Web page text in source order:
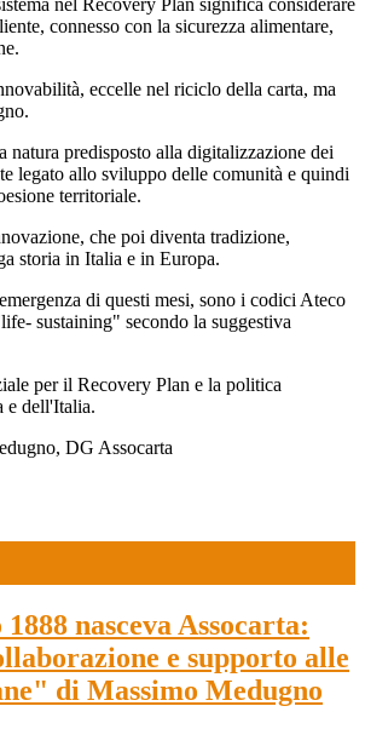
nel Recovery Plan significa considerare
connesso con la sicurezza alimentare,
eccelle nel riciclo della carta, ma
natura predisposto alla digitalizzazione dei
legato allo sviluppo delle comunità e quindi
territoriale.
che poi diventa tradizione,
storia in Italia e in Europa.
di questi mesi, sono i codici Ateco
sustaining" secondo la suggestiva
per il Recovery Plan e la politica
e dell'Italia.
DG Assocarta
nasceva Assocarta:
e supporto alle
di Massimo Medugno